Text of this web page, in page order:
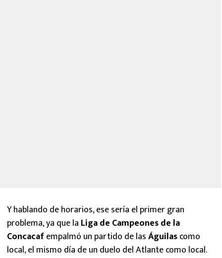
Y hablando de horarios, ese sería el primer gran
problema, ya que la Liga de Campeones de la
Concacafempalmó un partido de lasÁguilascomo
local, el mismo día de un duelo del Atlante como local.